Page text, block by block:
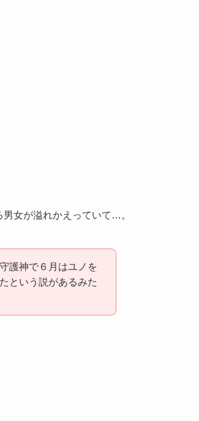
女が溢れかえっていて…。
護神で６月はユノを
という説があるみた